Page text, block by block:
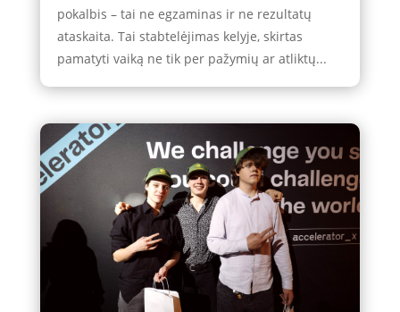
pokalbis – tai ne egzaminas ir ne rezultatų
ataskaita. Tai stabtelėjimas kelyje, skirtas
pamatyti vaiką ne tik per pažymių ar atliktų...